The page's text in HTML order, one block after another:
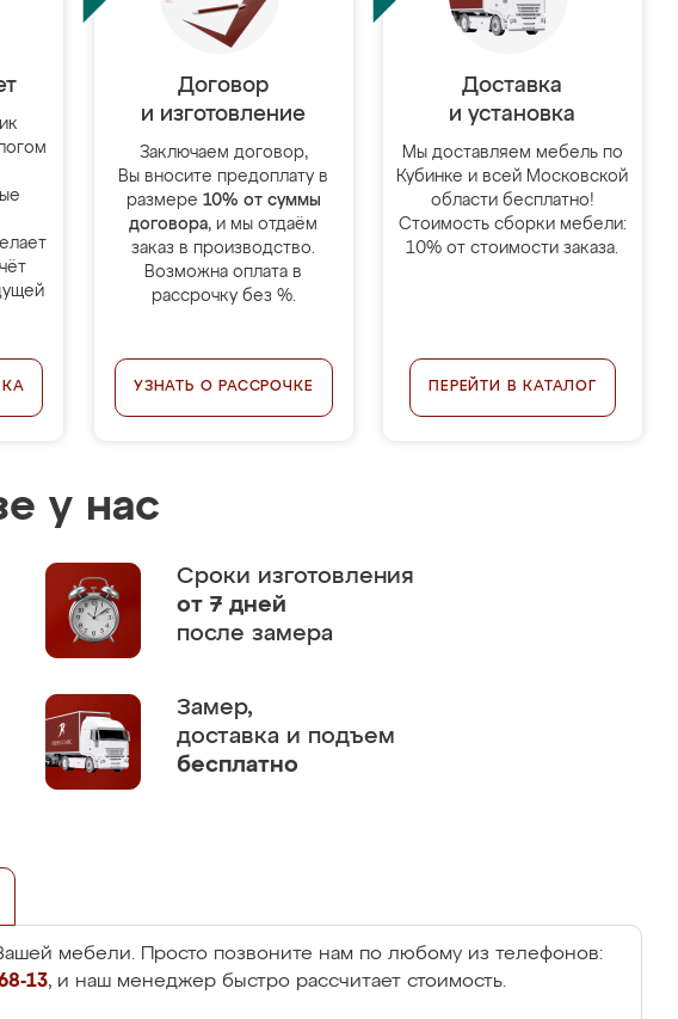
Договор
и изготовление
Заключаем договор,
Вы вносите предоплату в
размере 10% от суммы
договора, и мы отдаём
заказ в производство.
Возможна оплата в
рассрочку без %.
УЗНАТЬ О РАССРОЧКЕ
Доставка
и установка
Мы доставляем мебель по
Кубинке и всей Московской
области бесплатно!
Стоимость сборки мебели:
10% от стоимости заказа.
ПЕРЕЙТИ В КАТАЛОГ
у нас
Сроки изготовления
от 7 дней
после замера
Замер,
доставка и подъем
бесплатно
мебели. Просто позвоните нам по любому из телефонов:
13, и наш менеджер быстро рассчитает стоимость.